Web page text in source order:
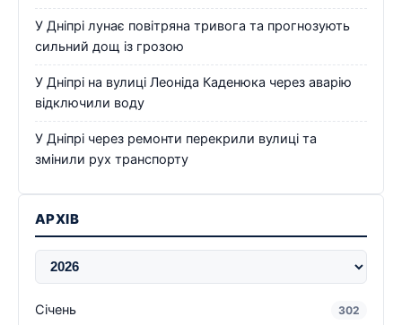
У Дніпрі лунає повітряна тривога та прогнозують
сильний дощ із грозою
У Дніпрі на вулиці Леоніда Каденюка через аварію
відключили воду
У Дніпрі через ремонти перекрили вулиці та
змінили рух транспорту
АРХІВ
Січень 302